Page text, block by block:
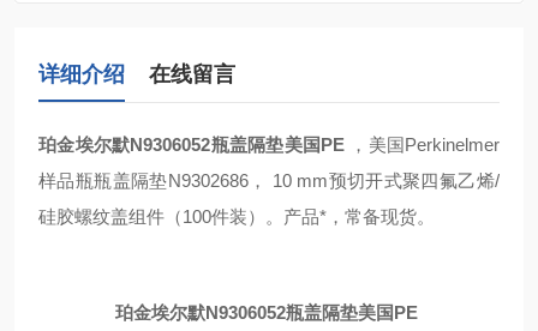
详细介绍 在线留言
珀金埃尔默N9306052瓶盖隔垫美国PE ，美国Perkinelmer
样品瓶瓶盖隔垫N9302686， 10 mm预切开式聚四氟乙烯/
硅胶螺纹盖组件（100件装）。产品*，常备现货。
珀金埃尔默N9306052瓶盖隔垫美国PE